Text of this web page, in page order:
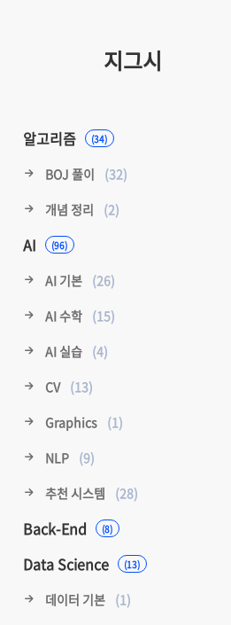
지그시
알고리즘 (34)
BOJ 풀이
(32)
개념 정리
(2)
AI (96)
AI 기본 (26)
AI 수학 (15)
AI 실습 (4)
CV (13)
Graphics (1)
NLP (9)
추천 시스템
(28)
Back-End (8)
Data Science (13)
데이터 기본 (1)